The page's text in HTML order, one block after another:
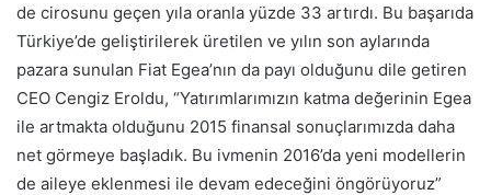
de cirosunu geçen yıla oranla yüzde 33 artırdı. Bu başarıda
Türkiye’de geliştirilerek üretilen ve yılın son aylarında
pazara sunulan Fiat Egea’nın da payı olduğunu dile getiren
CEO Cengiz Eroldu, “Yatırımlarımızın katma değerinin Egea
ile artmakta olduğunu 2015 finansal sonuçlarımızda daha
net görmeye başladık. Bu ivmenin 2016’da yeni modellerin
de aileye eklenmesi ile devam edeceğini öngörüyoruz”